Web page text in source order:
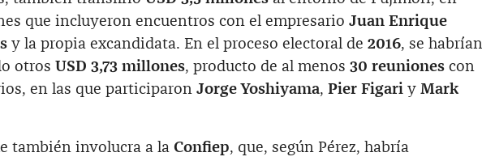
que incluyeron encuentros con el empresario Juan Enrique
y la propia excandidata. En el proceso electoral de 2016, se habrían
otros USD 3,73 millones, producto de al menos 30 reuniones con
en las que participaron Jorge Yoshiyama, Pier Figari y Mark
también involucra a la Confiep, que, según Pérez, habría